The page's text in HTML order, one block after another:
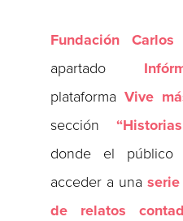
Fundación
apartado
plataformaVive
sección
donde el público
acceder a una
de relatos